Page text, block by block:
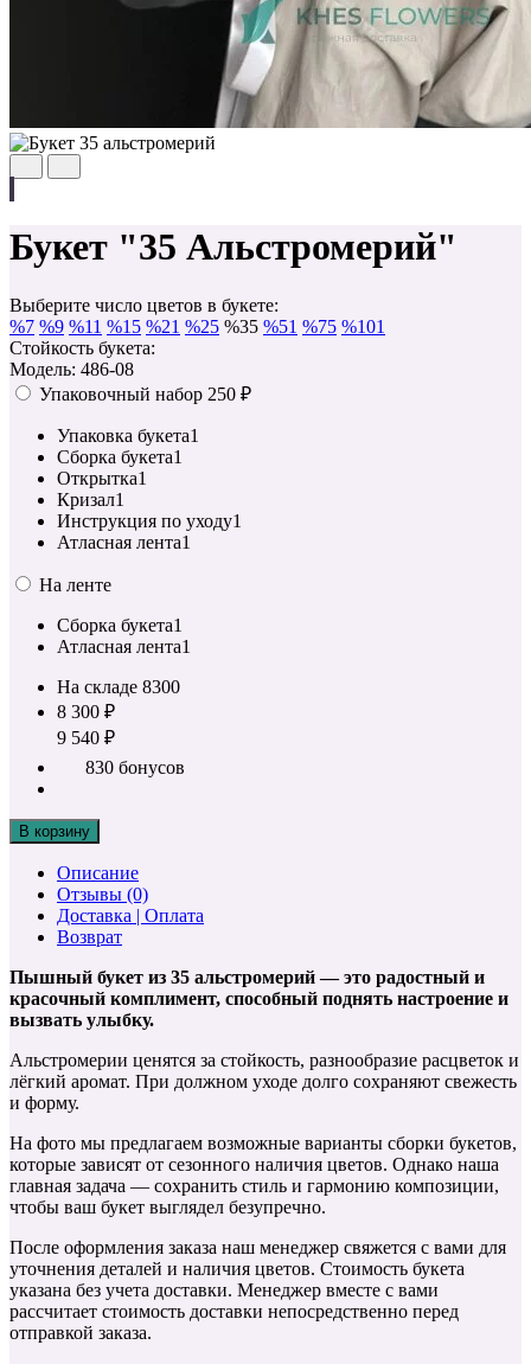
Букет "35 Альстромерий"
Выберите число цветов в букете:
%7 %9 %11 %15 %21 %25 %35 %51 %75 %101
Стойкость букета:
Модель: 486-08
Упаковочный набор 250 ₽
Упаковка букета1
Сборка букета1
Открытка1
Кризал1
Инструкция по уходу1
Атласная лента1
На ленте
Сборка букета1
Атласная лента1
На складе 8300
8 300 ₽
9 540 ₽
830 бонусов
В корзину
Описание
Отзывы (0)
Доставка | Оплата
Возврат
Пышный букет из 35 альстромерий — это радостный и
красочный комплимент, способный поднять настроение и
вызвать улыбку.
Альстромерии ценятся за стойкость, разнообразие расцветок и
лёгкий аромат. При должном уходе долго сохраняют свежесть
и форму.
На фото мы предлагаем возможные варианты сборки букетов,
которые зависят от сезонного наличия цветов. Однако наша
главная задача — сохранить стиль и гармонию композиции,
чтобы ваш букет выглядел безупречно.
После оформления заказа наш менеджер свяжется с вами для
уточнения деталей и наличия цветов. Стоимость букета
указана без учета доставки. Менеджер вместе с вами
рассчитает стоимость доставки непосредственно перед
отправкой заказа.